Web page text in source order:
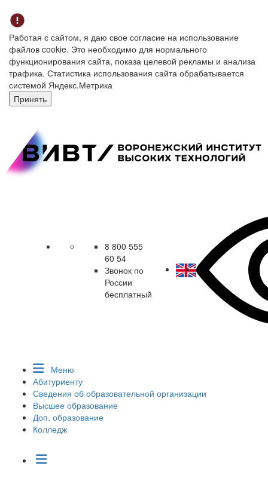
Работая с сайтом, я даю свое согласие на использование
файлов cookie. Это необходимо для нормального
функционирования сайта, показа целевой рекламы и анализа
трафика. Статистика использования сайта обрабатывается
системой Яндекс.Метрика
Принять
8 800 555
60 54
Звонок по
России
бесплатный
Меню
Абитуриенту
Сведения об образовательной организации
Высшее образование
Доп. образование
Колледж